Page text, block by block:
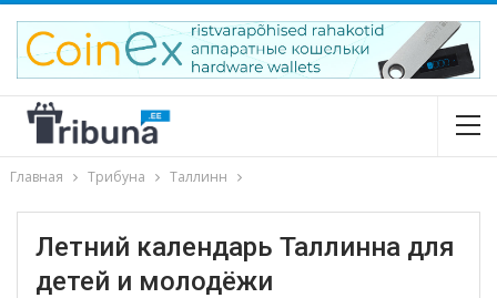
Главная Трибуна Таллинн
Летний календарь Таллинна для
детей и молодёжи